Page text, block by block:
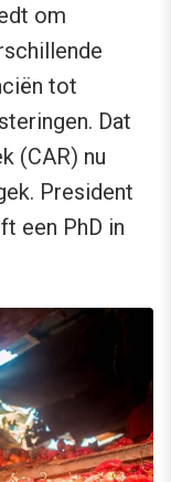
om
tot
Dat
(CAR) nu
President
een PhD in